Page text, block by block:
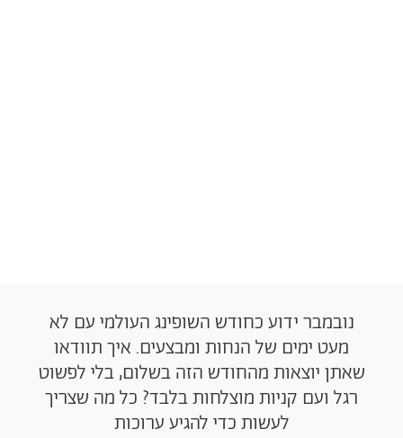
נובמבר ידוע כחודש השופינג העולמי עם לא
מעט ימים של הנחות ומבצעים. איך תוודאו
שאתן יוצאות מהחודש הזה בשלום, בלי לפשוט
רגל ועם קניות מוצלחות בלבד? כל מה שצריך
לעשות כדי להגיע ערוכות